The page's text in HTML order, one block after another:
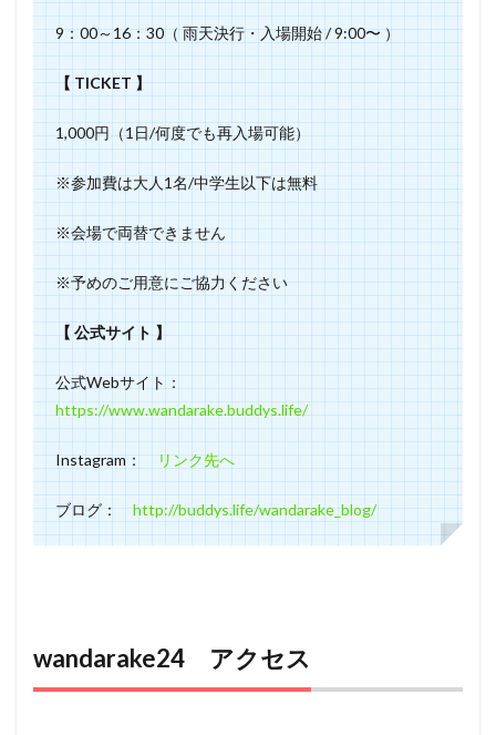
9：00～16：30（ 雨天決行・入場開始 / 9:00〜 ）
【 TICKET 】
1,000円（1日/何度でも再入場可能）
※参加費は大人1名/中学生以下は無料
※会場で両替できません
​※予めのご用意にご協力ください
【 公式サイト 】
公式Webサイト：
https://www.wandarake.buddys.life/
Instagram：リンク先へ
ブログ：http://buddys.life/wandarake_blog/
wandarake24 アクセス